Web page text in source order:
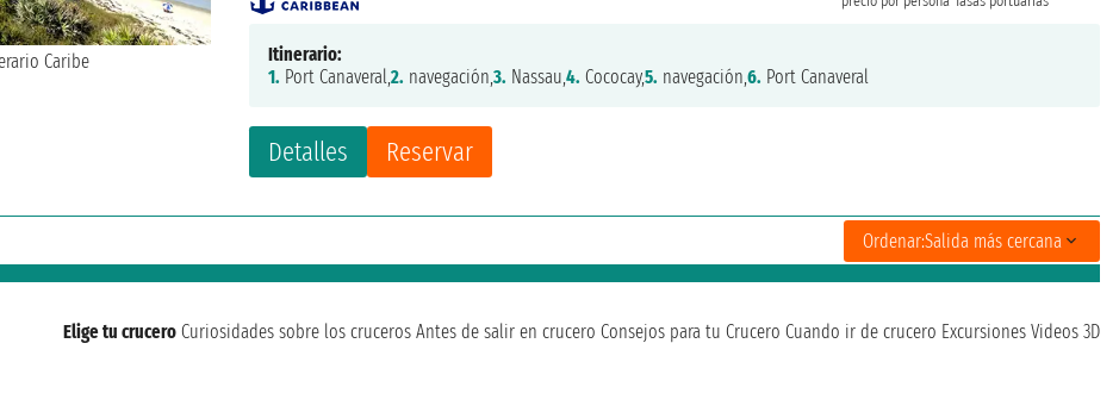
Detalles Reservar
Itinerario:
1. Port Canaveral,2. navegación,3. Nassau,4. Cococay,5. navegación,6. Port Canaveral
Ordenar:Salida más cercana
Elige tu crucero Curiosidades sobre los cruceros Antes de salir en crucero Consejos para tu Crucero Cuando ir de crucero Excursiones Videos 3D